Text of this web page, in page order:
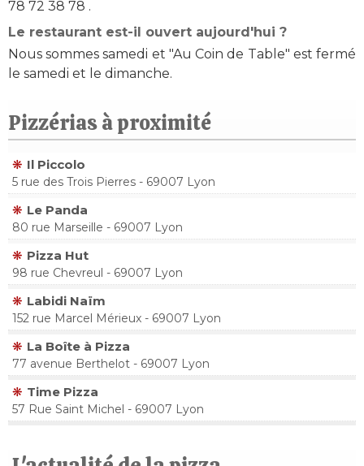
78 72 38 78 .
Le restaurant est-il ouvert aujourd'hui ?
Nous sommes samedi et "Au Coin de Table" est fermé
le samedi et le dimanche.
Pizzérias à proximité
Il Piccolo
5 rue des Trois Pierres - 69007 Lyon
Le Panda
80 rue Marseille - 69007 Lyon
Pizza Hut
98 rue Chevreul - 69007 Lyon
Labidi Naïm
152 rue Marcel Mérieux - 69007 Lyon
La Boîte à Pizza
77 avenue Berthelot - 69007 Lyon
Time Pizza
57 Rue Saint Michel - 69007 Lyon